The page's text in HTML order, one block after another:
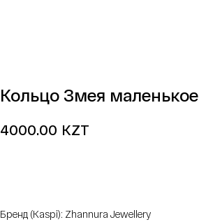
Кольцо Змея маленькое
4000.00 KZT
Бренд (Kaspi): Zhannura Jewellery